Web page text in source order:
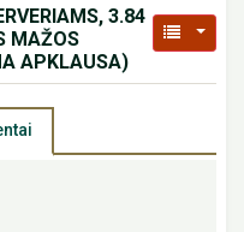
3.84
MAŽOS
APKLAUSA)